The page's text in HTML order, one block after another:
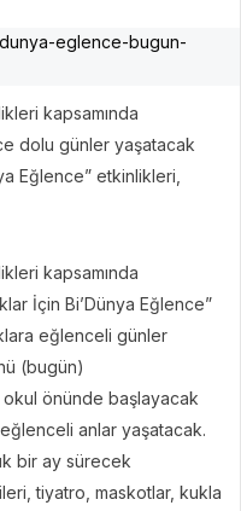
kapsamında
dolu günler yaşatacak
Eğlence” etkinlikleri,
kapsamında
İçin Bi’Dünya Eğlence”
eğlenceli günler
(bugün)
okul önünde başlayacak
anlar yaşatacak.
bir ay sürecek
tiyatro, maskotlar, kukla